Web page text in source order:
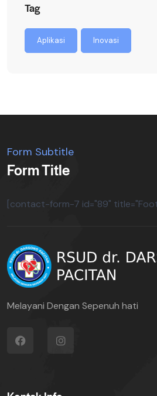
Tag
Aplikasi Inovasi
Form Subtitle
Form Title
[contact-form-7 id="89"
Melayani Dengan Sepenuh hati